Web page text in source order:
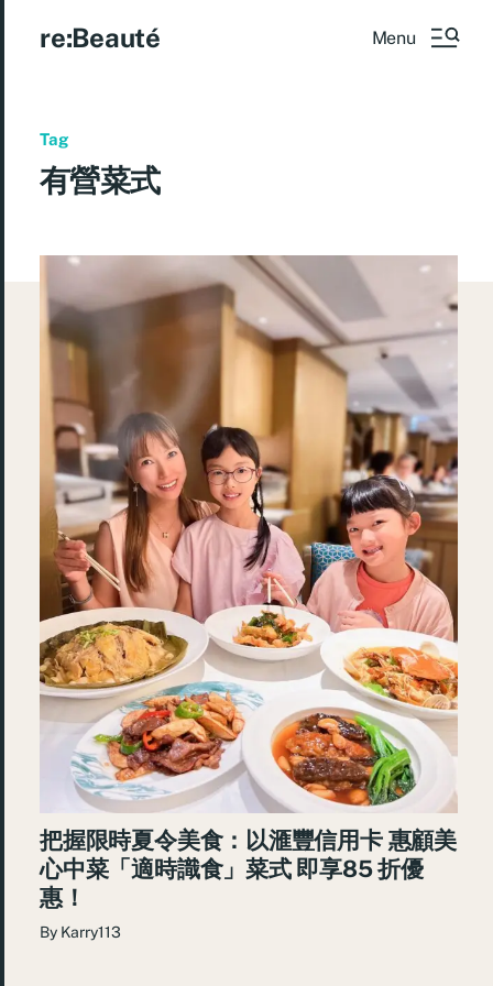
re:Beauté Menu
Tag
有營菜式
把握限時夏令美食：以滙豐信用卡 惠顧美
心中菜「適時識食」菜式 即享85 折優
惠！
By Karry113